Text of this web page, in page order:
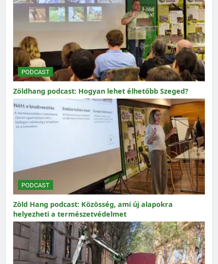
PODCAST
Zöldhang podcast: Hogyan lehet élhetőbb Szeged?
PODCAST
Zöld Hang podcast: Közösség, ami új alapokra
helyezheti a természetvédelmet